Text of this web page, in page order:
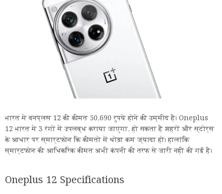
भारत मे वनप्लस 12 की कीमत 50,690 रुपये होने की उम्मीद है। Oneplus
12 भारत मे 3 रंगों में उपलब्ध कराया जाएगा, हो सकता है शहरों और स्टोर्स
के आधार पर स्मार्टफ़ोन कि कीमतो में थोड़ा कम ज्यादा हो। हालांकि
स्मार्टफोन की आधिकरिक कीमत अभी कंपनी की तरफ से जारी नही की गई है।
Oneplus 12 Specifications